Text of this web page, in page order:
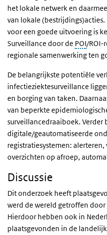
het lokale netwerk en
van lokale
voor een goede uitvoering is
Surveillance door de POI/ROI-
regionale samenwerking ten
De belangrijkste potentiële
infectieziektesurveillance
en borging van taken.
van beperkte
surveillancedraaiboek. Verder
digitale/geautomatiseerde
registratiesystemen:
overzichten op afroep,
Discussie
Dit onderzoek heeft
werd de wereld getroffen
Hierdoor hebben ook in
plaatsgevonden in de